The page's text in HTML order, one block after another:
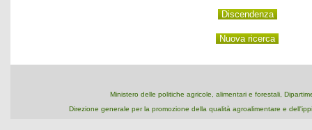
Ministero delle politiche agricole, alimentari e forestali,
Direzione generale per la promozione della qualità agroalimentare e